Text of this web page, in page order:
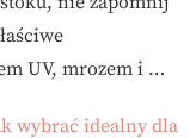
UV, mrozem i …
wybrać idealny dla